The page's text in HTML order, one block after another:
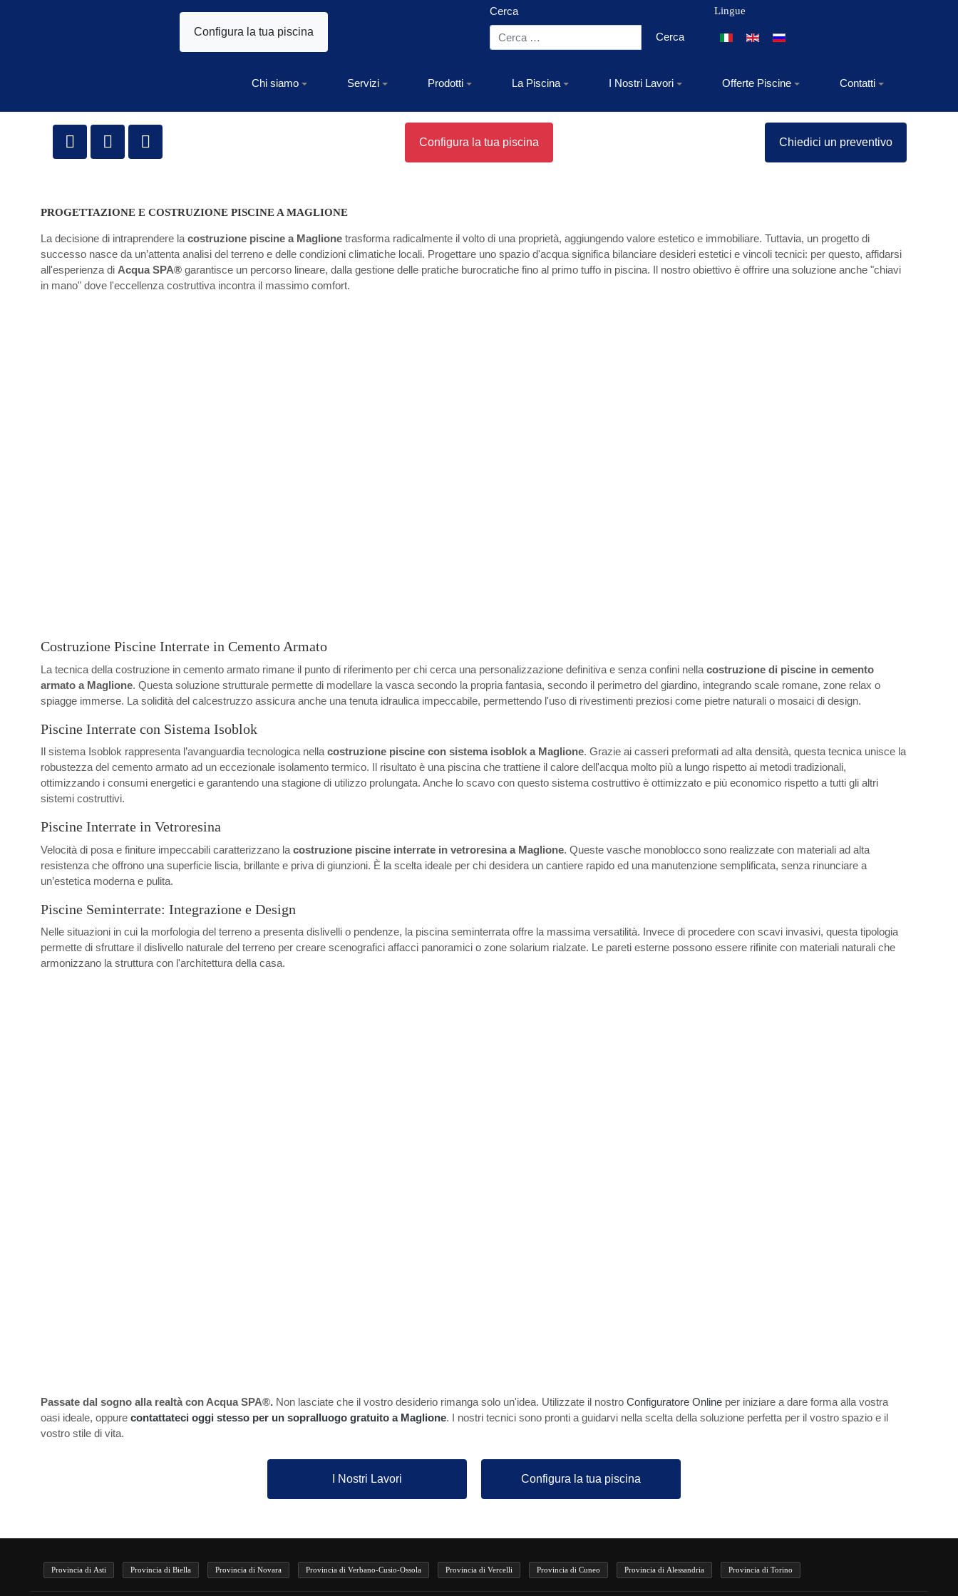
Configura la tua piscina
Cerca
Cerca
Lingue
Seleziona la tua lingua
Chi siamo Servizi Prodotti La Piscina I Nostri Lavori Offerte Piscine Contatti
Configura la tua piscina Chiedici un preventivo
PROGETTAZIONE E COSTRUZIONE PISCINE A MAGLIONE
La decisione di intraprendere la costruzione piscine a Maglione trasforma radicalmente il volto di una proprietà, aggiungendo valore estetico e immobiliare. Tuttavia, un progetto di
successo nasce da un’attenta analisi del terreno e delle condizioni climatiche locali. Progettare uno spazio d'acqua significa bilanciare desideri estetici e vincoli tecnici: per questo, affidarsi
all'esperienza di Acqua SPA® garantisce un percorso lineare, dalla gestione delle pratiche burocratiche fino al primo tuffo in piscina. Il nostro obiettivo è offrire una soluzione anche "chiavi
in mano" dove l'eccellenza costruttiva incontra il massimo comfort.
Costruzione Piscine Interrate in Cemento Armato
La tecnica della costruzione in cemento armato rimane il punto di riferimento per chi cerca una personalizzazione definitiva e senza confini nella costruzione di piscine in cemento
armato a Maglione. Questa soluzione strutturale permette di modellare la vasca secondo la propria fantasia, secondo il perimetro del giardino, integrando scale romane, zone relax o
spiagge immerse. La solidità del calcestruzzo assicura anche una tenuta idraulica impeccabile, permettendo l'uso di rivestimenti preziosi come pietre naturali o mosaici di design.
Piscine Interrate con Sistema Isoblok
Il sistema Isoblok rappresenta l’avanguardia tecnologica nella costruzione piscine con sistema isoblok a Maglione. Grazie ai casseri preformati ad alta densità, questa tecnica unisce la
robustezza del cemento armato ad un eccezionale isolamento termico. Il risultato è una piscina che trattiene il calore dell'acqua molto più a lungo rispetto ai metodi tradizionali,
ottimizzando i consumi energetici e garantendo una stagione di utilizzo prolungata. Anche lo scavo con questo sistema costruttivo è ottimizzato e più economico rispetto a tutti gli altri
sistemi costruttivi.
Piscine Interrate in Vetroresina
Velocità di posa e finiture impeccabili caratterizzano la costruzione piscine interrate in vetroresina a Maglione. Queste vasche monoblocco sono realizzate con materiali ad alta
resistenza che offrono una superficie liscia, brillante e priva di giunzioni. È la scelta ideale per chi desidera un cantiere rapido ed una manutenzione semplificata, senza rinunciare a
un’estetica moderna e pulita.
Piscine Seminterrate: Integrazione e Design
Nelle situazioni in cui la morfologia del terreno a presenta dislivelli o pendenze, la piscina seminterrata offre la massima versatilità. Invece di procedere con scavi invasivi, questa tipologia
permette di sfruttare il dislivello naturale del terreno per creare scenografici affacci panoramici o zone solarium rialzate. Le pareti esterne possono essere rifinite con materiali naturali che
armonizzano la struttura con l'architettura della casa.
Passate dal sogno alla realtà con Acqua SPA®. Non lasciate che il vostro desiderio rimanga solo un'idea. Utilizzate il nostro Configuratore Online per iniziare a dare forma alla vostra
oasi ideale, oppure contattateci oggi stesso per un sopralluogo gratuito a Maglione. I nostri tecnici sono pronti a guidarvi nella scelta della soluzione perfetta per il vostro spazio e il
vostro stile di vita.
I Nostri Lavori Configura la tua piscina
Provincia di Asti Provincia di Biella Provincia di Novara Provincia di Verbano-Cusio-Ossola Provincia di Vercelli Provincia di Cuneo Provincia di Alessandria Provincia di Torino